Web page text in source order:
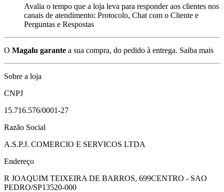
Avalia o tempo que a loja leva para responder aos clientes nos
canais de atendimento: Protocolo, Chat com o Cliente e
Perguntas e Respostas
O Magalu garante a sua compra, do pedido à entrega. Saiba mais
Sobre a loja
CNPJ
15.716.576/0001-27
Razão Social
A.S.P.J. COMERCIO E SERVICOS LTDA
Endereço
R JOAQUIM TEIXEIRA DE BARROS, 699CENTRO - SAO
PEDRO/SP13520-000